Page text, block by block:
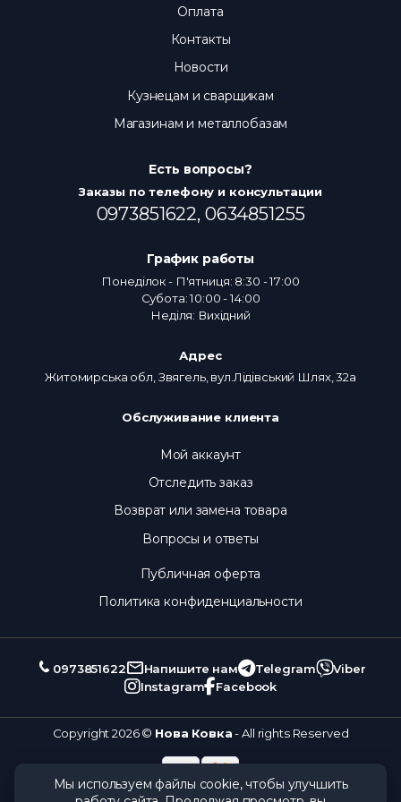
Оплата
Контакты
Новости
Кузнецам и сварщикам
Магазинам и металлобазам
Есть вопросы?
Заказы по телефону и консультации
0973851622, 0634851255
График работы
Понеділок - П'ятниця: 8:30 - 17:00
Субота: 10:00 - 14:00
Неділя: Вихідний
Адрес
Житомирська обл, Звягель, вул.Лідівський Шлях, 32а
Обслуживание клиента
Мой аккаунт
Отследить заказ
Возврат или замена товара
Вопросы и ответы
Публичная оферта
Политика конфиденциальности
0973851622 Напишите нам Telegram
Viber
Instagram
Facebook
Copyright 2026 © Нова Ковка- All rights Reserved
Мы используем файлы cookie, чтобы улучшить